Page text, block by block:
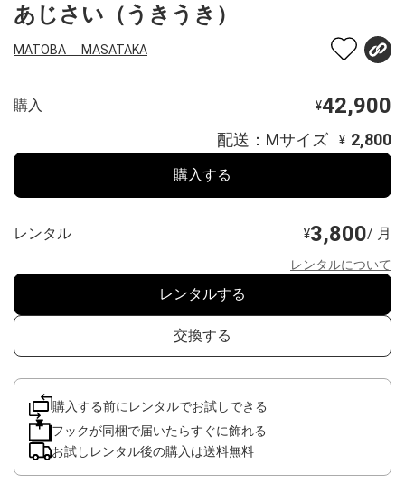
あじさい（うきうき）
MATOBA MASATAKA
購入 ¥42,900
配送：Mサイズ ¥ 2,800
購入する
レンタル ¥3,800/ 月
レンタルについて
レンタルする
交換する
購入する前にレンタルでお試しできる
フックが同梱で届いたらすぐに飾れる
お試しレンタル後の購入は送料無料